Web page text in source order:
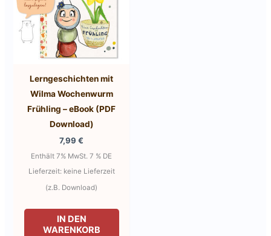
Lerngeschichten mit
Wilma Wochenwurm
Frühling – eBook (PDF
Download)
7,99€
Enthält 7% MwSt. 7 % DE
Lieferzeit: keine Lieferzeit
(z.B. Download)
IN DEN
WARENKORB